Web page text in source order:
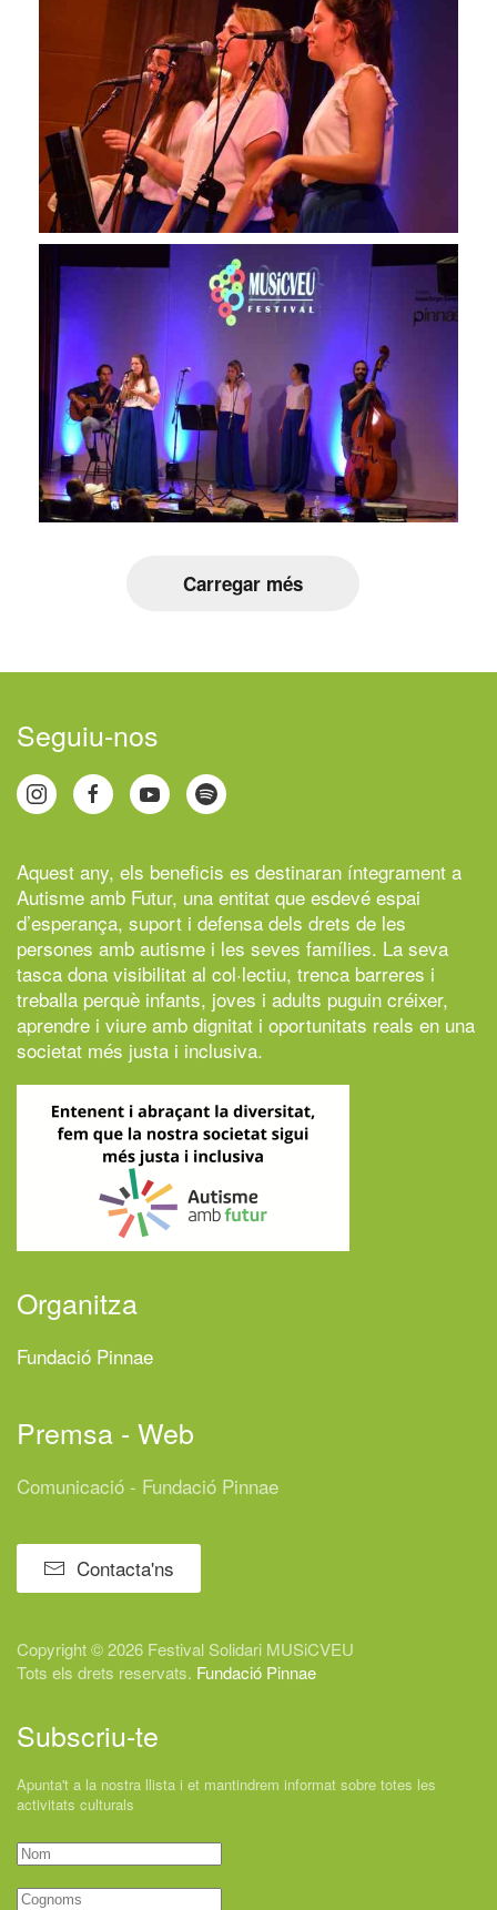
Carregar més
Seguiu-nos
Aquest any, els beneficis es destinaran íntegrament a
Autisme amb Futur, una entitat que esdevé espai
d’esperança, suport i defensa dels drets de les
persones amb autisme i les seves famílies. La seva
tasca dona visibilitat al col·lectiu, trenca barreres i
treballa perquè infants, joves i adults puguin créixer,
aprendre i viure amb dignitat i oportunitats reals en una
societat més justa i inclusiva.
Organitza
Fundació Pinnae
Premsa - Web
Comunicació - Fundació Pinnae
Contacta'ns
Copyright © 2026 Festival Solidari MUSiCVEU
Tots els drets reservats. Fundació Pinnae
Subscriu-te
Apunta't a la nostra llista i et mantindrem informat sobre totes les
activitats culturals